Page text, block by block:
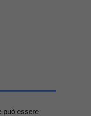
può essere